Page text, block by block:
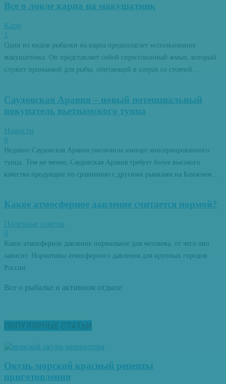
Все о ловле карпа на макушатник
Карп
1
Один из видов рыбалки на карпа предполагает использование
макушатника. Он представляет собой спрессованный жмых, который
служит приманкой для рыбы, обитающей в озерах со стоячей...
Саудовская Аравия – новый потенциальный
покупатель вьетнамского тунца
Новости
0
Недавно Саудовская Аравия увеличила импорт консервированного
тунца. Тем не менее, Саудовская Аравия требует более высокого
качества продукции по сравнению с другими рынками на Ближнем...
Какое атмосферное давление считается нормой?
Полезные советы
0
Какое атмосферное давление нормальное для человека, от чего оно
зависит. Нормативы атмосферного давления для крупных городов
России.
Все о рыбалке и активном отдыхе
ПОПУЛЯРНЫЕ СТАТЬИ
Окунь морской красный рецепты
приготовления